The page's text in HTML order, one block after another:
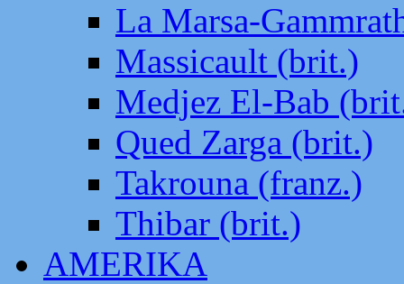
La Marsa-
Massicault (brit.)
Medjez El-Bab
Qued Zarga (brit.)
Takrouna (franz.)
Thibar (brit.)
AMERIKA